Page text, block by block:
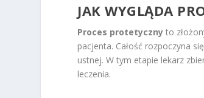
JAK WYGLĄDA
Proces protetyczny to
pacjenta. Całość rozpoczyna
ustnej. W tym etapie lekarz
leczenia.